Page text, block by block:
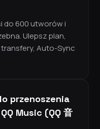
do 600 utworów i
Ulepsz plan,
Auto-Sync
przenoszenia
Music (QQ 音